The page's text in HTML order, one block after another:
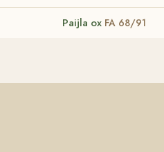
Paijla ox FA 68/91